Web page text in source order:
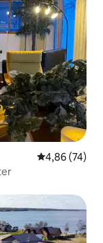
Gemiddelde
4,86 (74)